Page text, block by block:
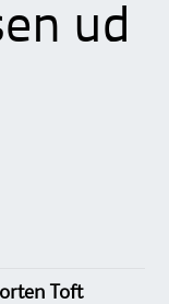
ud
Toft